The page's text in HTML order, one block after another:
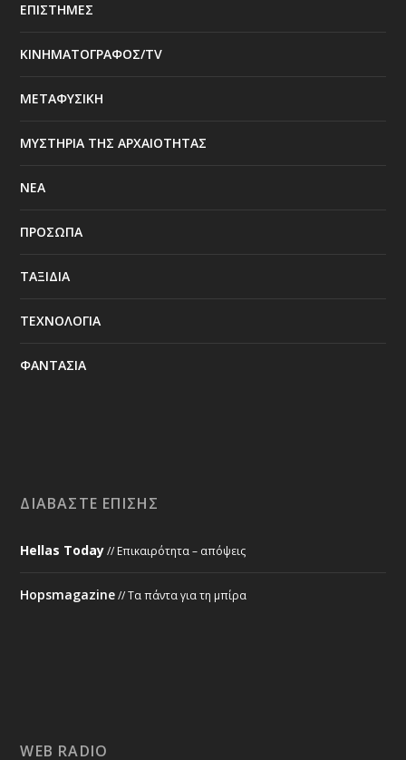
ΕΠΙΣΤΗΜΕΣ
ΚΙΝΗΜΑΤΟΓΡΑΦΟΣ/TV
ΜΕΤΑΦΥΣΙΚΗ
ΜΥΣΤΗΡΙΑ ΤΗΣ ΑΡΧΑΙΟΤΗΤΑΣ
ΝΕΑ
ΠΡΟΣΩΠΑ
ΤΑΞΙΔΙΑ
ΤΕΧΝΟΛΟΓΙΑ
ΦΑΝΤΑΣΙΑ
ΔΙΑΒΆΣΤΕ ΕΠΊΣΗΣ
Hellas Today// Επικαιρότητα – απόψεις
Hopsmagazine// Τα πάντα για τη μπίρα
WEB RADIO